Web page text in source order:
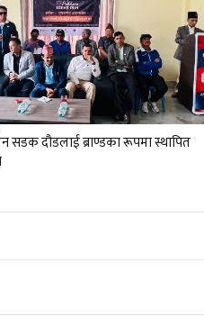
सडक दौडलाई ब्राण्डका रूपमा स्थापित